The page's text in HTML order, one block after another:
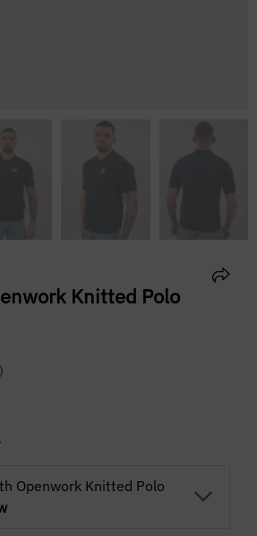
Knitted Polo
Openwork Knitted Polo